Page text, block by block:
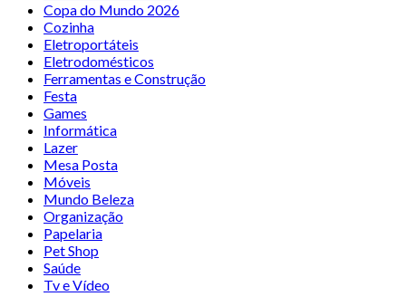
Copa do Mundo 2026
Cozinha
Eletroportáteis
Eletrodomésticos
Ferramentas e Construção
Festa
Games
Informática
Lazer
Mesa Posta
Móveis
Mundo Beleza
Organização
Papelaria
Pet Shop
Saúde
Tv e Vídeo